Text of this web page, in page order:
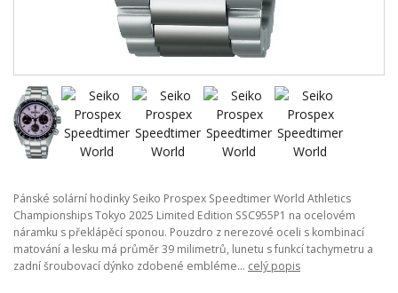
Pánské solární hodinky Seiko Prospex Speedtimer World Athletics
Championships Tokyo 2025 Limited Edition SSC955P1 na ocelovém
náramku s překlápěcí sponou. Pouzdro z nerezové oceli s kombinací
matování a lesku má průměr 39 milimetrů, lunetu s funkcí tachymetru a
zadní šroubovací dýnko zdobené embléme... celý popis